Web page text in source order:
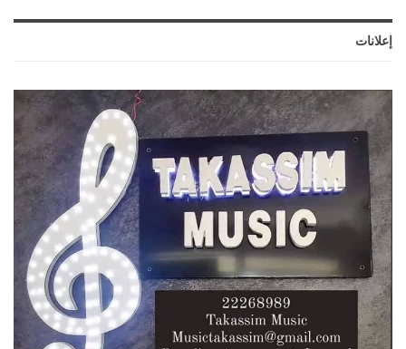
إعلانات